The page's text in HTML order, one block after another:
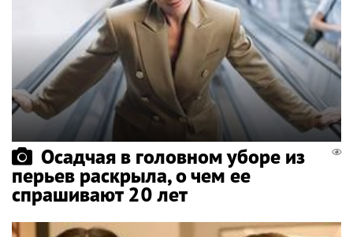
Осадчая в головном уборе из
перьев раскрыла, о чем ее
спрашивают 20 лет